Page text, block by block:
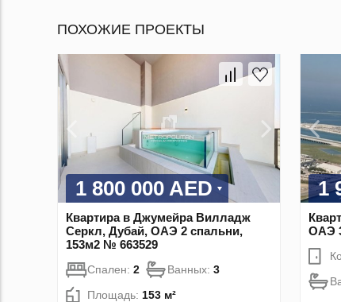
ПОХОЖИЕ ПРОЕКТЫ
1 800 000 AED
Квартира в Джумейра Вилладж
Серкл, Дубай, ОАЭ 2 спальни,
153м2 № 663529
Спален: 2 Ванных: 3
Площадь: 153 м²
1
ОАЭ